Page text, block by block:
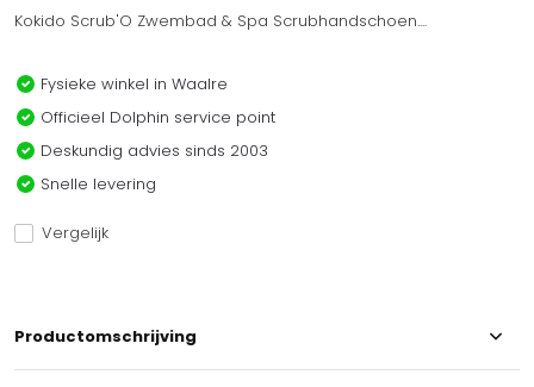
Kokido Scrub'O Zwembad & Spa Scrubhandschoen....
Fysieke winkel in Waalre
Officieel Dolphin service point
Deskundig advies sinds 2003
Snelle levering
Vergelijk
Productomschrijving